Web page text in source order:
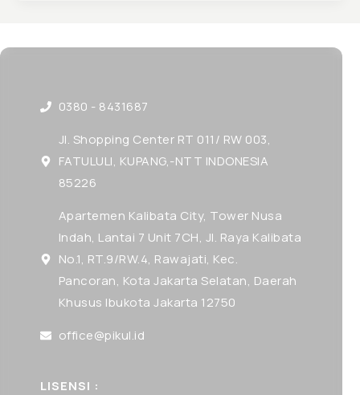
0380 - 8431687
Jl. Shopping Center RT 011/ RW 003,
FATULULI, KUPANG,-NTT INDONESIA
85226
Apartemen Kalibata City, Tower Nusa
Indah, Lantai 7 Unit 7CH, Jl. Raya Kalibata
No.1, RT.9/RW.4, Rawajati, Kec.
Pancoran, Kota Jakarta Selatan, Daerah
Khusus Ibukota Jakarta 12750
office@pikul.id
LISENSI :